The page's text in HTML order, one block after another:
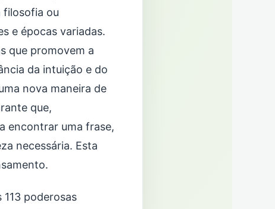
filosofia ou
e épocas variadas.
que promovem a
da intuição e do
nova maneira de
que,
encontrar uma frase,
necessária. Esta
poderosas